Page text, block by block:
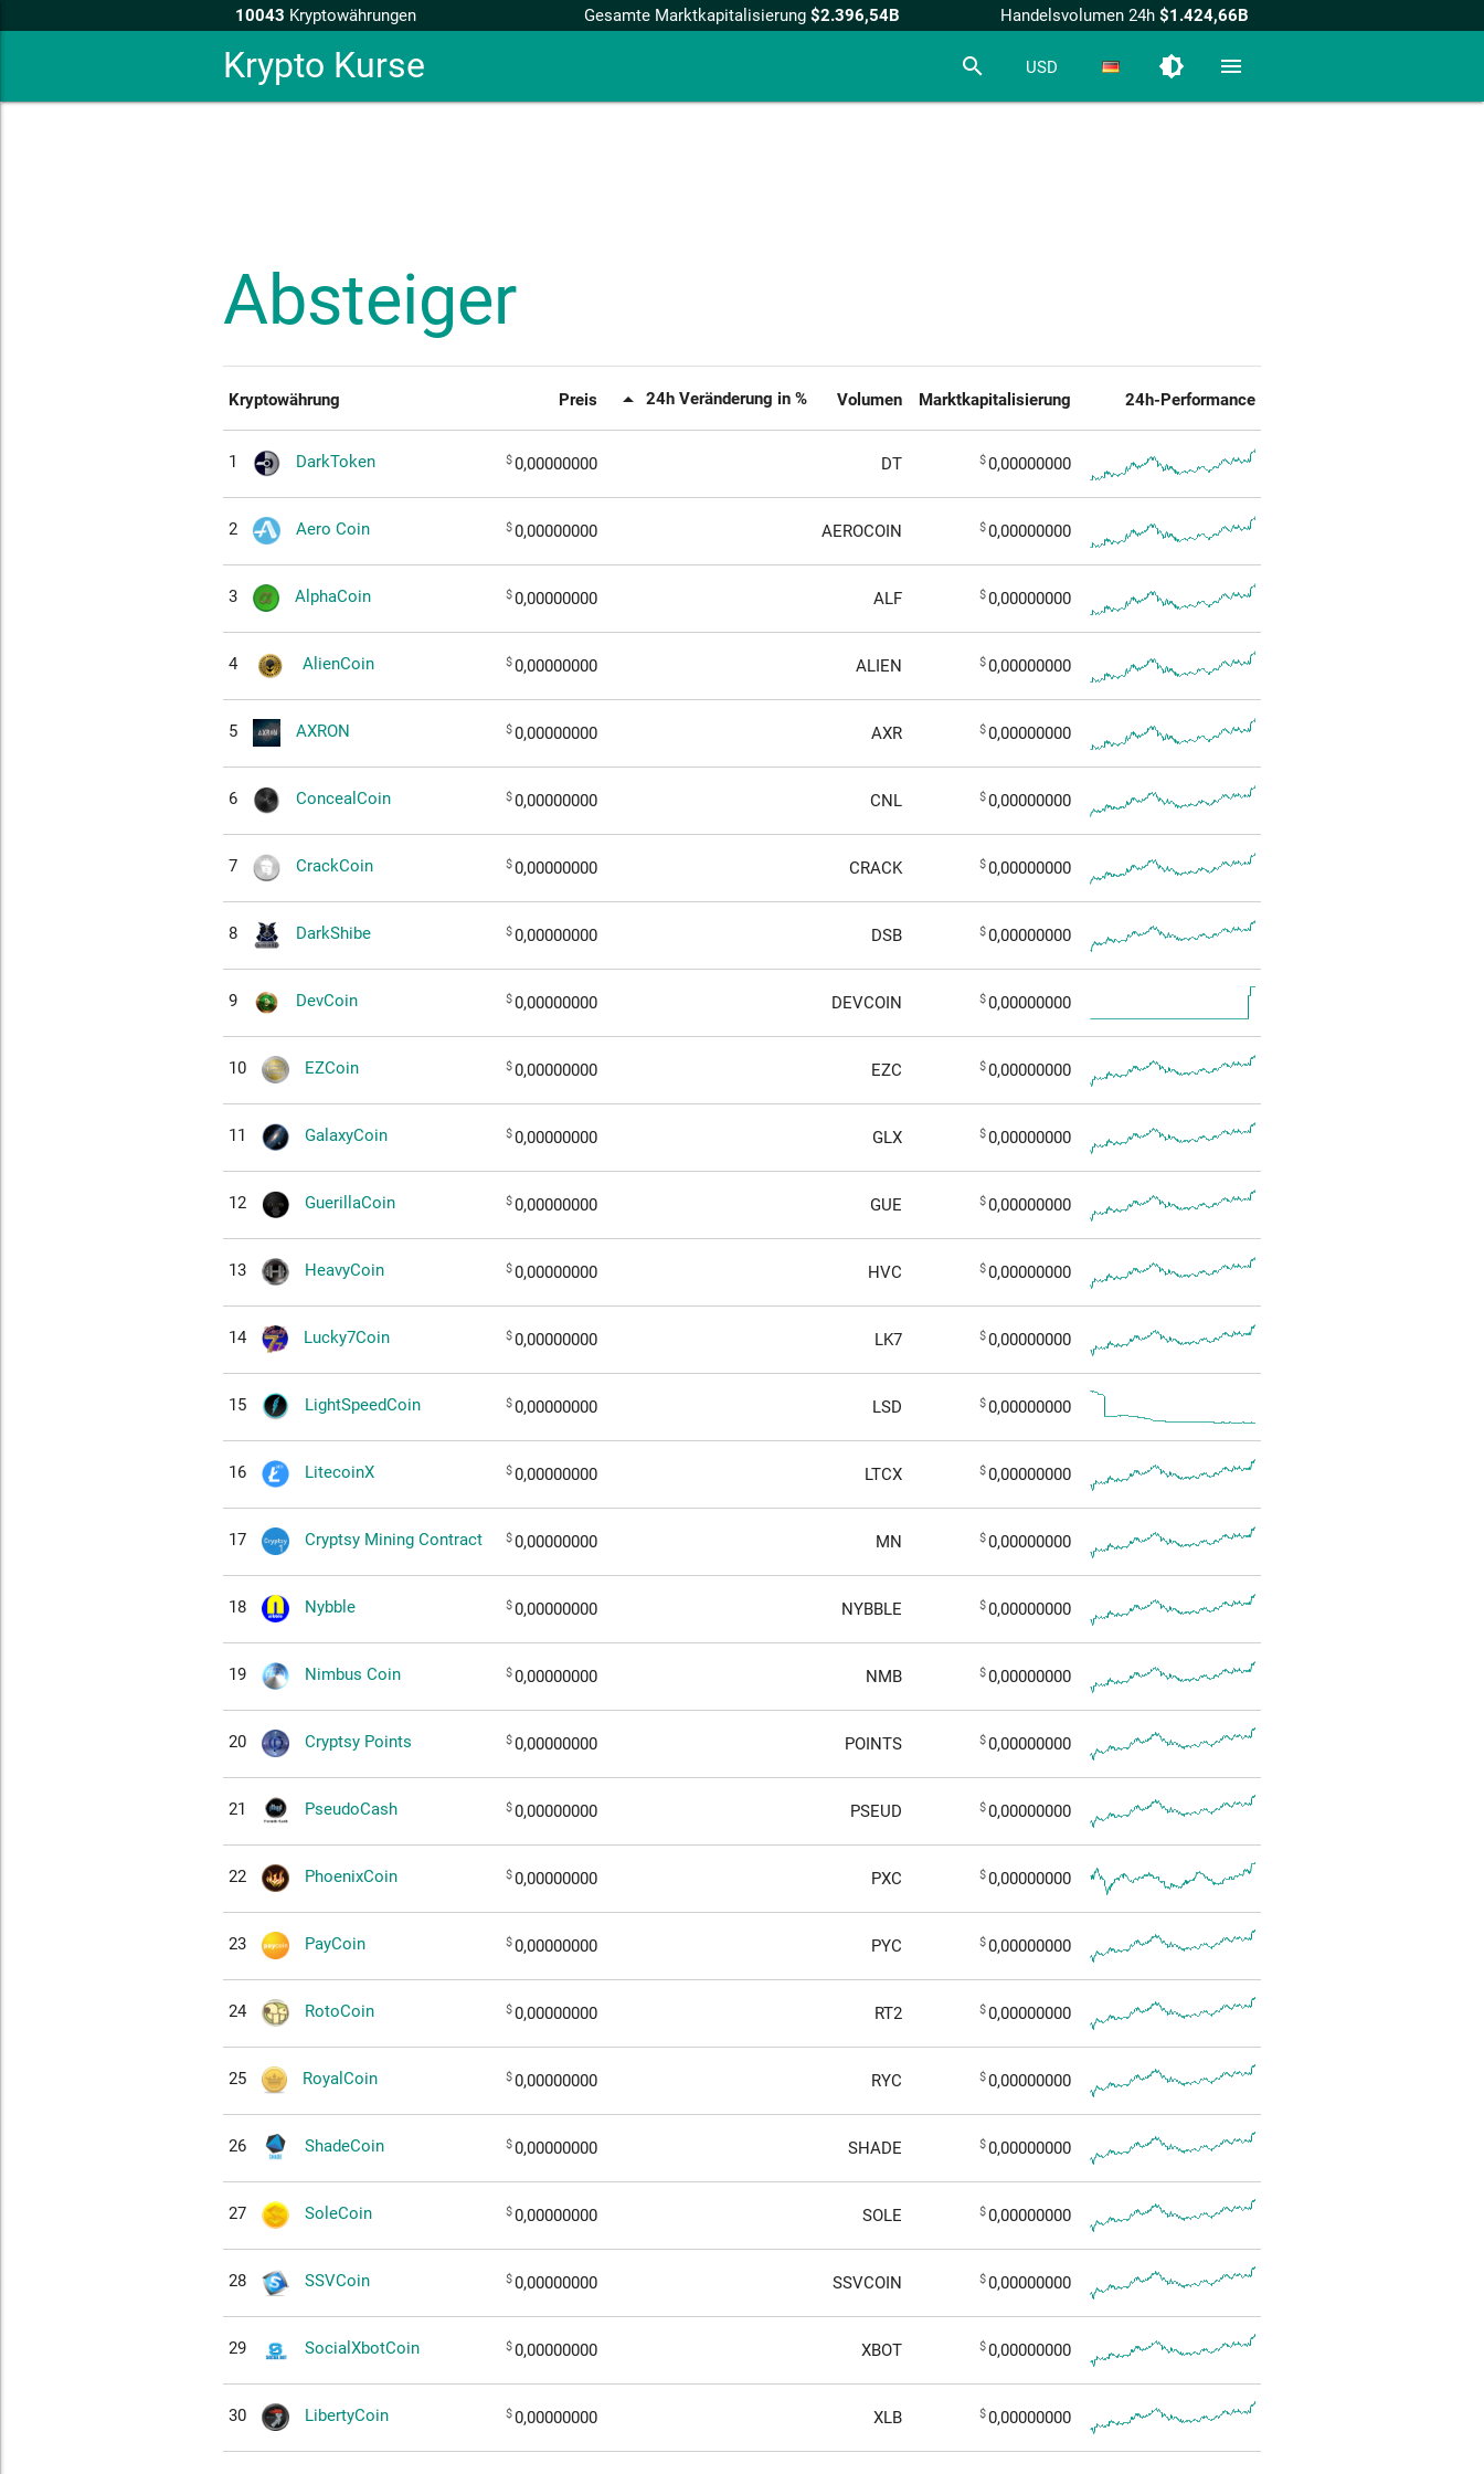
10043 Kryptowährungen Gesamte Marktkapitalisierung $2.396,54B Handelsvolumen 24h$1.424,66B
Krypto Kurse search USD brightness_medium menu
Absteiger
Kryptowährung Preis arrow_drop_up 24h Veränderung in % Volumen Marktkapitalisierung 24h-Performance
1 DarkToken $0,00000000 DT $0,00000000
2 Aero Coin $0,00000000 AEROCOIN $0,00000000
3 AlphaCoin $0,00000000 ALF $0,00000000
4 AlienCoin $0,00000000 ALIEN $0,00000000
5 AXRON $0,00000000 AXR $0,00000000
6 ConcealCoin $0,00000000 CNL $0,00000000
7 CrackCoin $0,00000000 CRACK $0,00000000
8 DarkShibe $0,00000000 DSB $0,00000000
9 DevCoin $0,00000000 DEVCOIN $0,00000000
10 EZCoin $0,00000000 EZC $0,00000000
11 GalaxyCoin $0,00000000 GLX $0,00000000
12 GuerillaCoin $0,00000000 GUE $0,00000000
13 HeavyCoin $0,00000000 HVC $0,00000000
14 Lucky7Coin $0,00000000 LK7 $0,00000000
15 LightSpeedCoin $0,00000000 LSD $0,00000000
16 LitecoinX $0,00000000 LTCX $0,00000000
17 Cryptsy Mining Contract $0,00000000 MN $0,00000000
18 Nybble $0,00000000 NYBBLE $0,00000000
19 Nimbus Coin $0,00000000 NMB $0,00000000
20 Cryptsy Points $0,00000000 POINTS $0,00000000
21 PseudoCash $0,00000000 PSEUD $0,00000000
22 PhoenixCoin $0,00000000 PXC $0,00000000
23 PayCoin $0,00000000 PYC $0,00000000
24 RotoCoin $0,00000000 RT2 $0,00000000
25 RoyalCoin $0,00000000 RYC $0,00000000
26 ShadeCoin $0,00000000 SHADE $0,00000000
27 SoleCoin $0,00000000 SOLE $0,00000000
28 SSVCoin $0,00000000 SSVCOIN $0,00000000
29 SocialXbotCoin $0,00000000 XBOT $0,00000000
30 LibertyCoin $0,00000000 XLB $0,00000000